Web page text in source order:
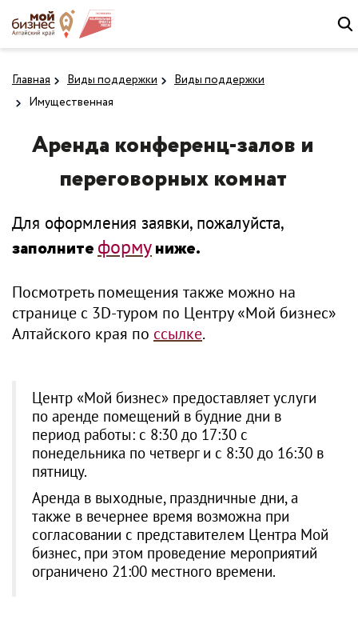
Главная Виды поддержки
Виды поддержки
Имущественная
Аренда конференц-залов и
переговорных комнат
Для оформления заявки, пожалуйста,
заполнитеформуниже.
Посмотреть помещения также можно на
странице с 3D-туром по Центру «Мой бизнес»
Алтайского края по ссылке.
Центр «Мой бизнес» предоставляет услуги
по аренде помещений в будние дни в
период работы: с 8:30 до 17:30 с
понедельника по четверг и с 8:30 до 16:30 в
пятницу.
Аренда в выходные, праздничные дни, а
также в вечернее время возможна при
согласовании с представителем Центра Мой
бизнес, при этом проведение мероприятий
ограничено 21:00 местного времени.